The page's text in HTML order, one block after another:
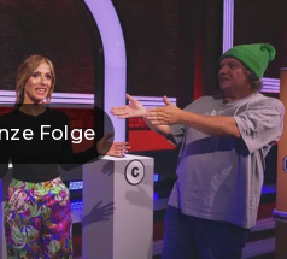
Folge